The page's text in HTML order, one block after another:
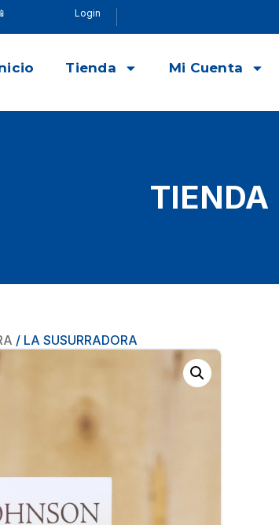
Login
Tienda Mi Cuenta
TIENDA
/ LA SUSURRADORA